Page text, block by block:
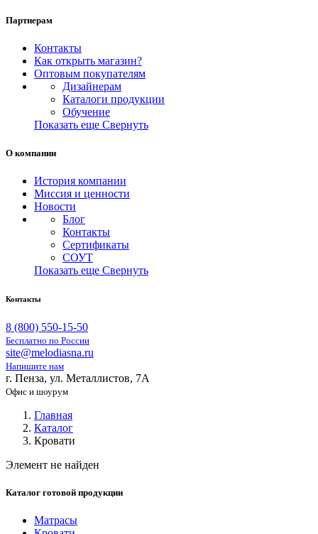
Партнерам
Контакты
Как открыть магазин?
Оптовым покупателям
Дизайнерам
Каталоги продукции
Обучение
Показать еще Свернуть
О компании
История компании
Миссия и ценности
Новости
Блог
Контакты
Сертификаты
СОУТ
Показать еще Свернуть
Контакты
8 (800) 550-15-50
Бесплатно по России
site@melodiasna.ru
Напишите нам
г. Пенза, ул. Металлистов, 7А
Офис и шоурум
Главная
Каталог
Кровати
Элемент не найден
Каталог готовой продукции
Матрасы